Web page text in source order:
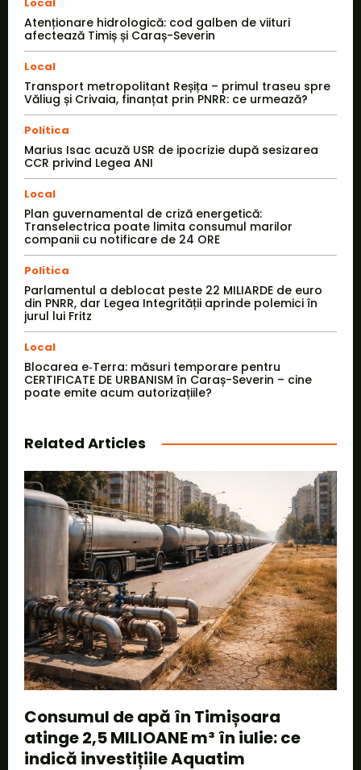
Local
Atenționare hidrologică: cod galben de viituri
afectează Timiș și Caraș-Severin
Local
Transport metropolitant Reșița – primul traseu spre
Văliug și Crivaia, finanțat prin PNRR: ce urmează?
Politica
Marius Isac acuză USR de ipocrizie după sesizarea
CCR privind Legea ANI
Local
Plan guvernamental de criză energetică:
Transelectrica poate limita consumul marilor
companii cu notificare de 24 ORE
Politica
Parlamentul a deblocat peste 22 MILIARDE de euro
din PNRR, dar Legea Integrității aprinde polemici în
jurul lui Fritz
Local
Blocarea e‑Terra: măsuri temporare pentru
CERTIFICATE DE URBANISM în Caraș-Severin – cine
poate emite acum autorizațiile?
Related Articles
Consumul de apă în Timișoara
atinge 2,5 MILIOANE m³ în iulie: ce
indică investițiile Aquatim